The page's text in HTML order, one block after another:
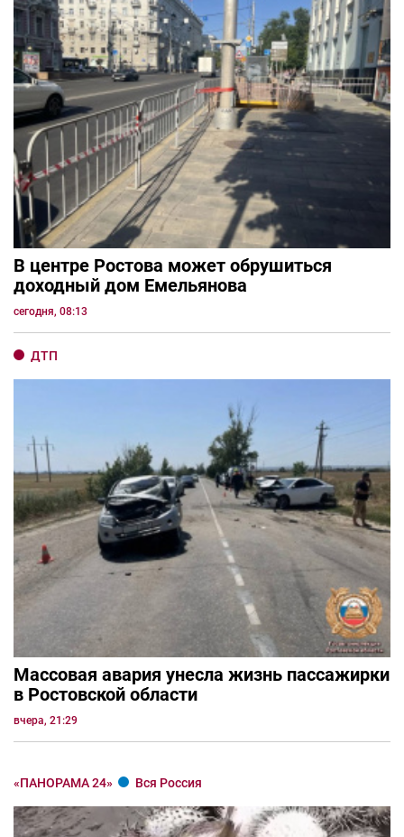
В центре Ростова может обрушиться
доходный дом Емельянова
сегодня, 08:13
ДТП
Массовая авария унесла жизнь пассажирки
в Ростовской области
вчера, 21:29
«ПАНОРАМА 24» Вся Россия